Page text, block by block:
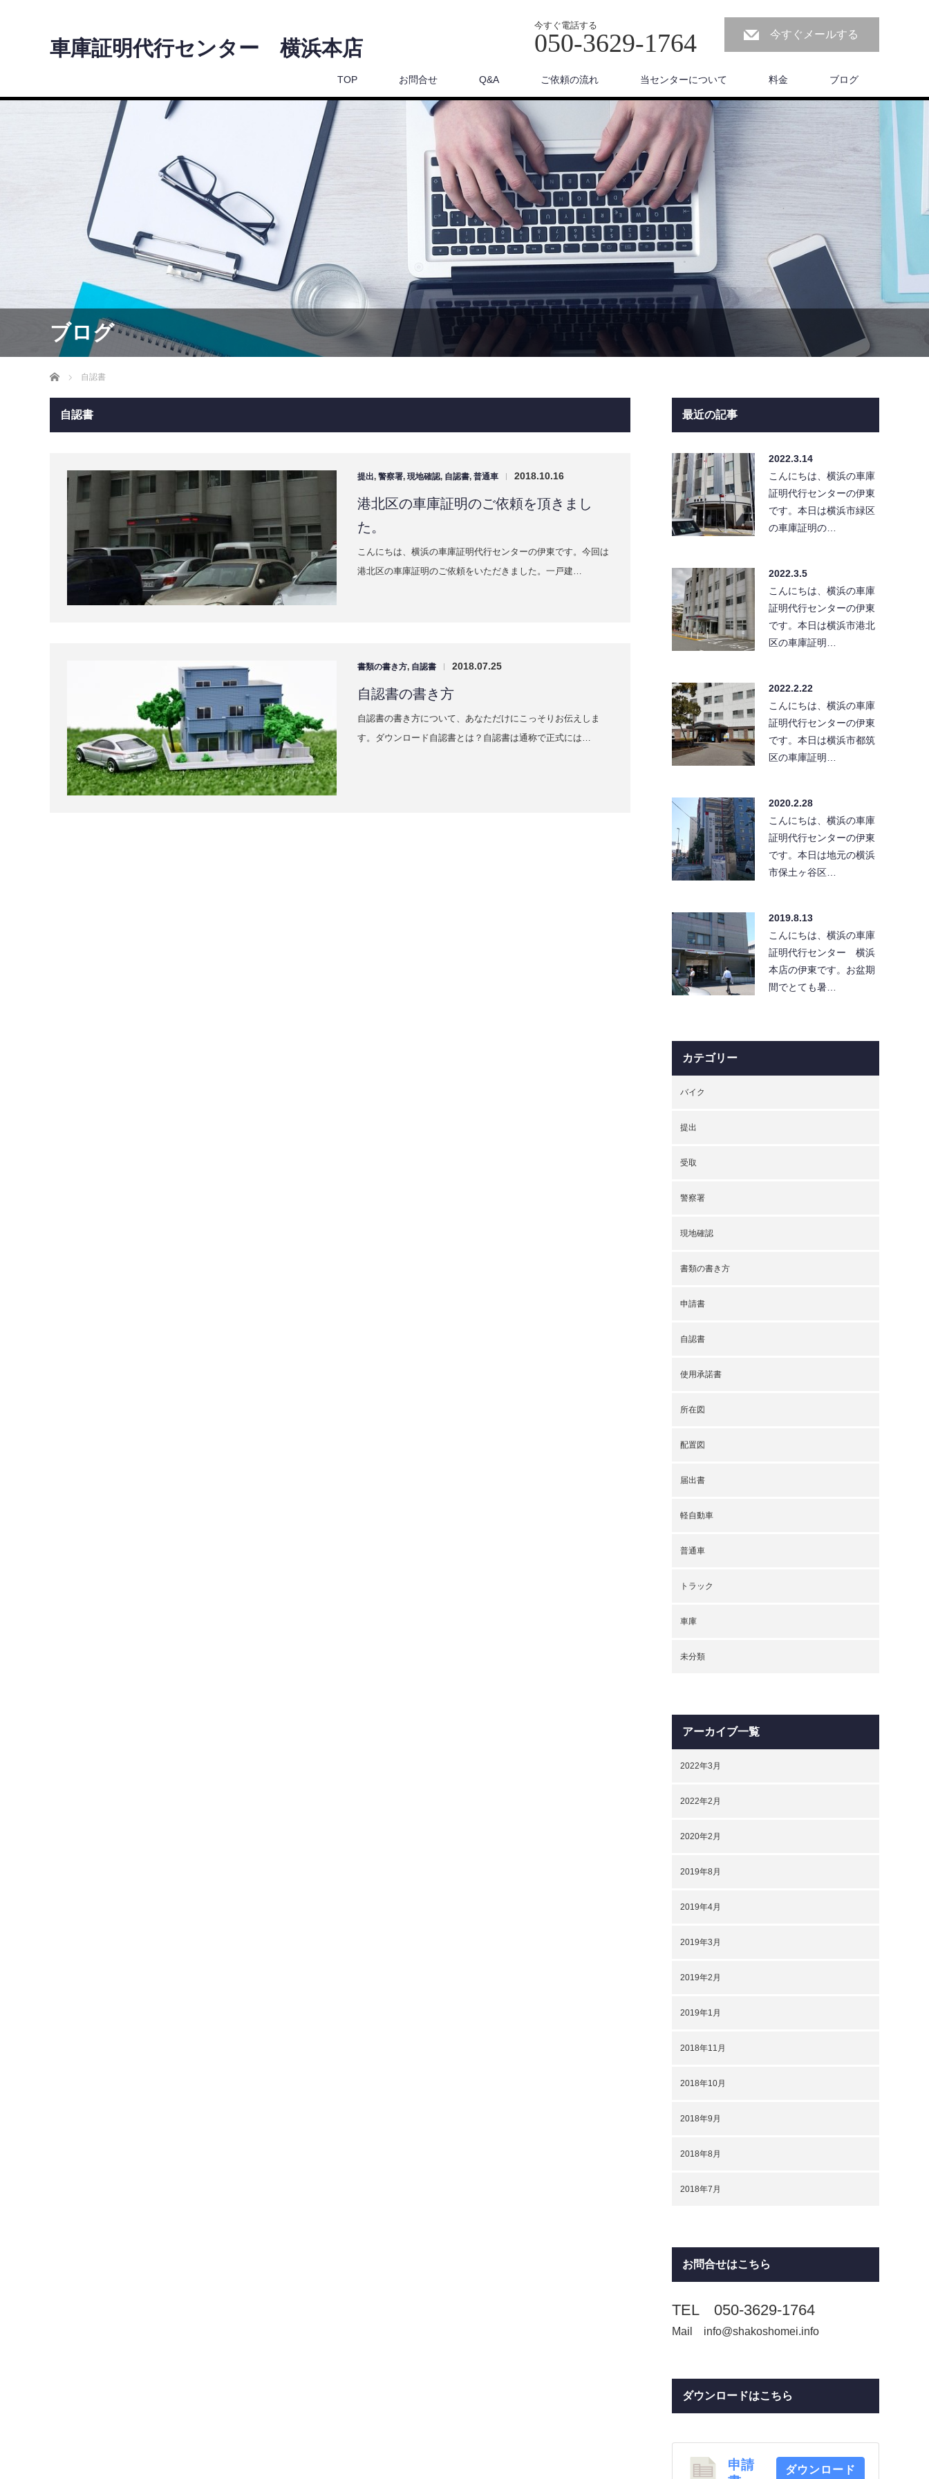
車庫証明代行センター 横浜本店
今すぐ電話する
050-3629-1764 今すぐメールする
TOP お問合せ Q&A ご依頼の流れ 当センターについて 料金 ブログ
ブログ
ホーム 自認書
自認書
提出, 警察署, 現地確認, 自認書, 普通車 2018.10.16
港北区の車庫証明のご依頼を頂きまし
た。
こんにちは、横浜の車庫証明代行センターの伊東です。今回は
港北区の車庫証明のご依頼をいただきました。一戸建…
書類の書き方, 自認書 2018.07.25
自認書の書き方
自認書の書き方について、あなただけにこっそりお伝えしま
す。ダウンロード自認書とは？自認書は通称で正式には…
最近の記事
2022.3.14
こんにちは、横浜の車庫
証明代行センターの伊東
です。本日は横浜市緑区
の車庫証明の…
2022.3.5
こんにちは、横浜の車庫
証明代行センターの伊東
です。本日は横浜市港北
区の車庫証明…
2022.2.22
こんにちは、横浜の車庫
証明代行センターの伊東
です。本日は横浜市都筑
区の車庫証明…
2020.2.28
こんにちは、横浜の車庫
証明代行センターの伊東
です。本日は地元の横浜
市保土ヶ谷区…
2019.8.13
こんにちは、横浜の車庫
証明代行センター 横浜
本店の伊東です。お盆期
間でとても暑…
カテゴリー
バイク
提出
受取
警察署
現地確認
書類の書き方
申請書
自認書
使用承諾書
所在図
配置図
届出書
軽自動車
普通車
トラック
車庫
未分類
アーカイブ一覧
2022年3月
2022年2月
2020年2月
2019年8月
2019年4月
2019年3月
2019年2月
2019年1月
2018年11月
2018年10月
2018年9月
2018年8月
2018年7月
お問合せはこちら
TEL 050-3629-1764
Mail info@shakoshomei.info
ダウンロードはこちら
申請
ダウンロード